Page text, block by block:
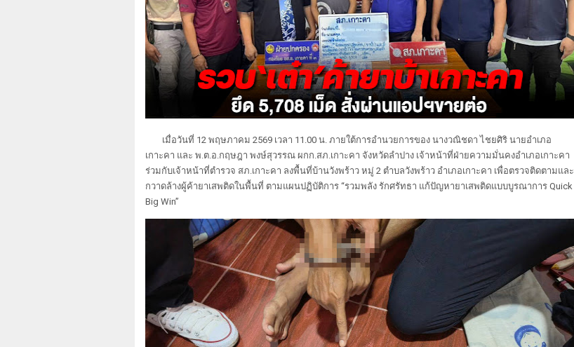
เมื่อวันที่ 12 พฤษภาคม 2569 เวลา 11.00 น. ภายใต้การอำนวยการของ นางวณิชดา ไชยศิริ นายอำเภอ
เกาะคา และ พ.ต.อ.กฤษฎา พงษ์สุวรรณ ผกก.สภ.เกาะคา จังหวัดลำปาง เจ้าหน้าที่ฝ่ายความมั่นคงอำเภอเกาะคา
ร่วมกับเจ้าหน้าที่ตำรวจ สภ.เกาะคา ลงพื้นที่บ้านวังพร้าว หมู่ 2 ตำบลวังพร้าว อำเภอเกาะคา เพื่อตรวจติดตามและ
กวาดล้างผู้ค้ายาเสพติดในพื้นที่ ตามแผนปฏิบัติการ “รวมพลัง รักศรัทธา แก้ปัญหายาเสพติดแบบบูรณาการ Quick
Big Win”